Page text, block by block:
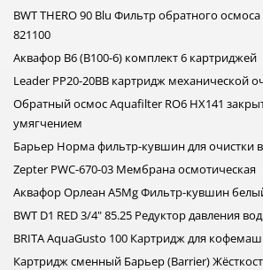
BWT THERO 90 Blu Фильтр обратного
821100
Аквафор B6 (B100-6) комплект 6 картриджей
Leader PP20-20BB картридж механической
Обратный осмос Aquafilter RO6 HX141
умягчением
Барьер Норма фильтр-кувшин для очистки
Zepter PWC-670-03 Мембрана осмотическая
Аквафор Орлеан A5Mg Фильтр-кувшин
BWT D1 RED 3/4" 85.25 Редуктор давления
BRITA AquaGusto 100 Картридж для
Картридж сменный Барьер (Barrier)